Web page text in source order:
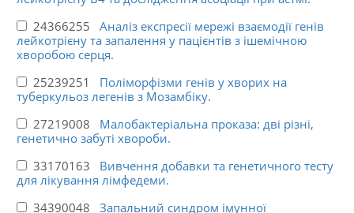
24366255 Аналіз експресії мережі взаємодії генів
лейкотрієну та запалення у пацієнтів з ішемічною
хворобою серця.
25239251 Поліморфізми генів у хворих на
туберкульоз легенів з Мозамбіку.
27219008 Малобактеріальна проказа: дві різні,
генетично забуті хвороби.
33170163 Вивчення добавки та генетичного тесту
для лікування лімфедеми.
34390048 Запальний синдром імунної